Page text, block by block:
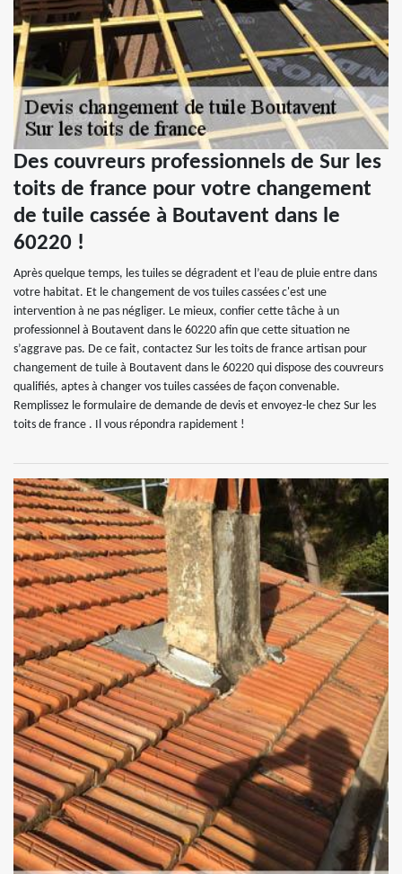
Des couvreurs professionnels de Sur les
toits de france pour votre changement
de tuile cassée à Boutavent dans le
60220 !
Après quelque temps, les tuiles se dégradent et l’eau de pluie entre dans
votre habitat. Et le changement de vos tuiles cassées c'est une
intervention à ne pas négliger. Le mieux, confier cette tâche à un
professionnel à Boutavent dans le 60220 afin que cette situation ne
s’aggrave pas. De ce fait, contactez Sur les toits de france artisan pour
changement de tuile à Boutavent dans le 60220 qui dispose des couvreurs
qualifiés, aptes à changer vos tuiles cassées de façon convenable.
Remplissez le formulaire de demande de devis et envoyez-le chez Sur les
toits de france . Il vous répondra rapidement !